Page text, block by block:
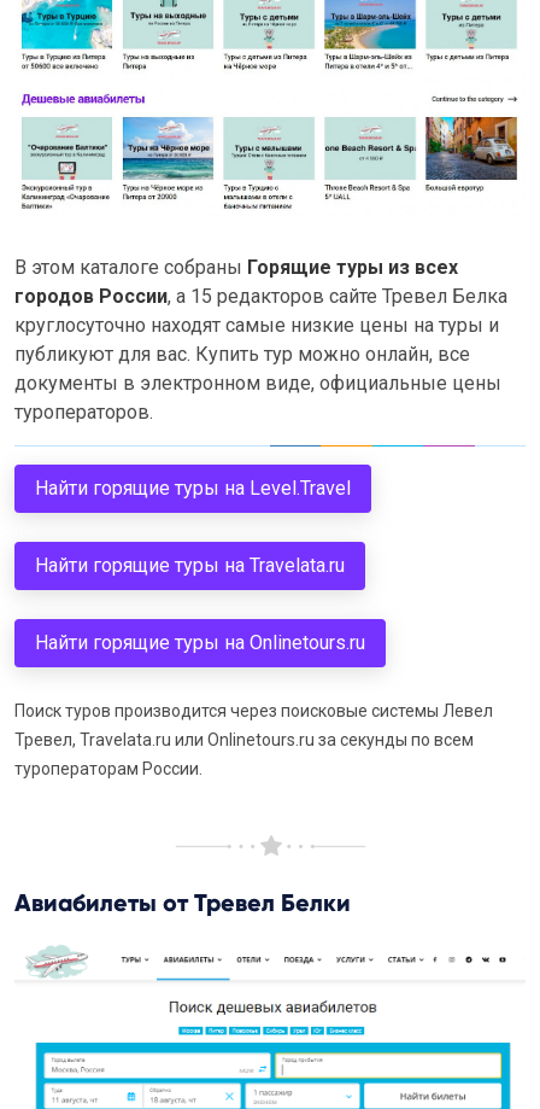
В этом каталоге собраны Горящие туры из всех
городов России, а 15 редакторов сайте Тревел Белка
круглосуточно находят самые низкие цены на туры и
публикуют для вас. Купить тур можно онлайн, все
документы в электронном виде, официальные цены
туроператоров.
Найти горящие туры на Level.Travel
Найти горящие туры на Travelata.ru
Найти горящие туры на Onlinetours.ru
Поиск туров производится через поисковые системы Левел
Тревел, Travelata.ru или Onlinetours.ru за секунды по всем
туроператорам России.
Авиабилеты от Тревел Белки